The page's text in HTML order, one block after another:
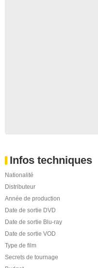
Infos techniques
Nationalité
Distributeur
Année de production
Date de sortie DVD
Date de sortie Blu-ray
Date de sortie VOD
Type de film
Secrets de tournage